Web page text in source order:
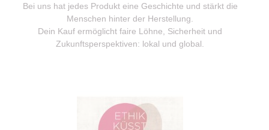
Bei uns hat jedes Produkt eine Geschichte und stärkt die
Menschen hinter der Herstellung.
Dein Kauf ermöglicht faire Löhne, Sicherheit und
Zukunftsperspektiven: lokal und global.